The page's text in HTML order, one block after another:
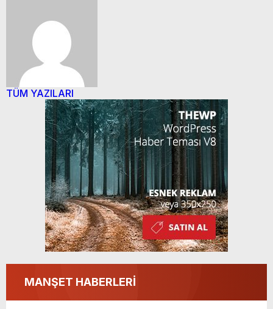
TÜM YAZILARI
MANŞET HABERLERİ